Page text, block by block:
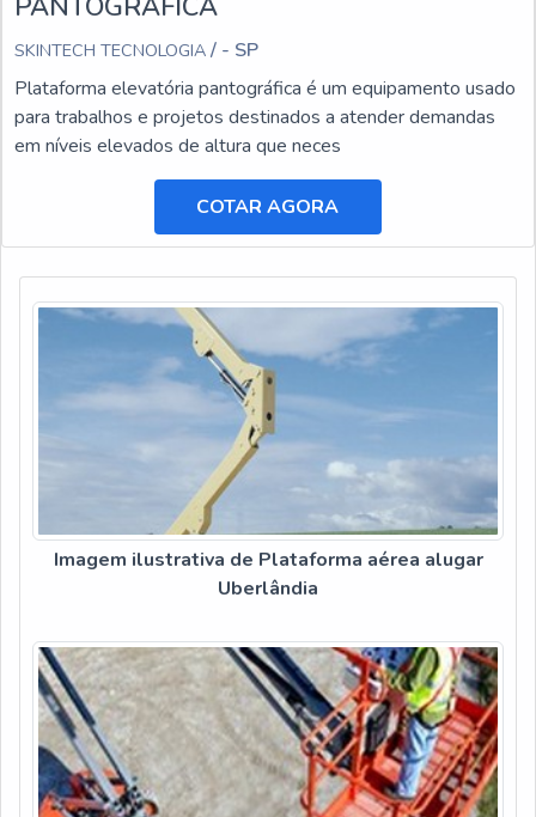
PANTOGRÁFICA
SKINTECH TECNOLOGIA / - SP
Plataforma elevatória pantográfica é um equipamento usado
para trabalhos e projetos destinados a atender demandas
em níveis elevados de altura que neces
COTAR AGORA
Imagem ilustrativa de Plataforma aérea alugar
Uberlândia